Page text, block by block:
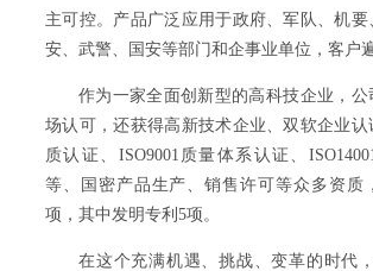
主可控。产品广泛应用于政府、军队、机
安、武警、国安等部门和企事业单位，客户
作为一家全面创新型的高科技企业，
场认可，还获得高新技术企业、双软企业认
质认证、ISO9001质量体系认证、
等、国密产品生产、销售许可等众多资质
项，其中发明专利5项。
在这个充满机遇、挑战、变革的时代